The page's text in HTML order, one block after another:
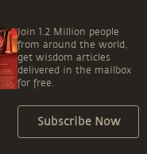
Join 1.2 Million people
from around the world,
get wisdom articles
delivered in the mailbox
for free.
Subscribe Now